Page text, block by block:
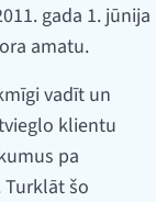
gada 1. jūnija
amatu.
vadīt un
klientu
pa
šo